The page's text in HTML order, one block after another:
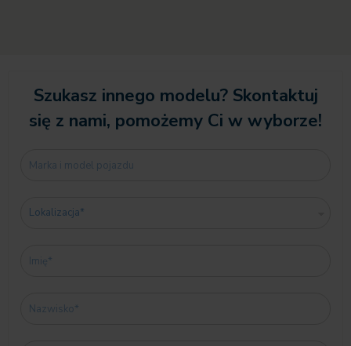
Szukasz innego modelu? Skontaktuj
się z nami, pomożemy Ci w wyborze!